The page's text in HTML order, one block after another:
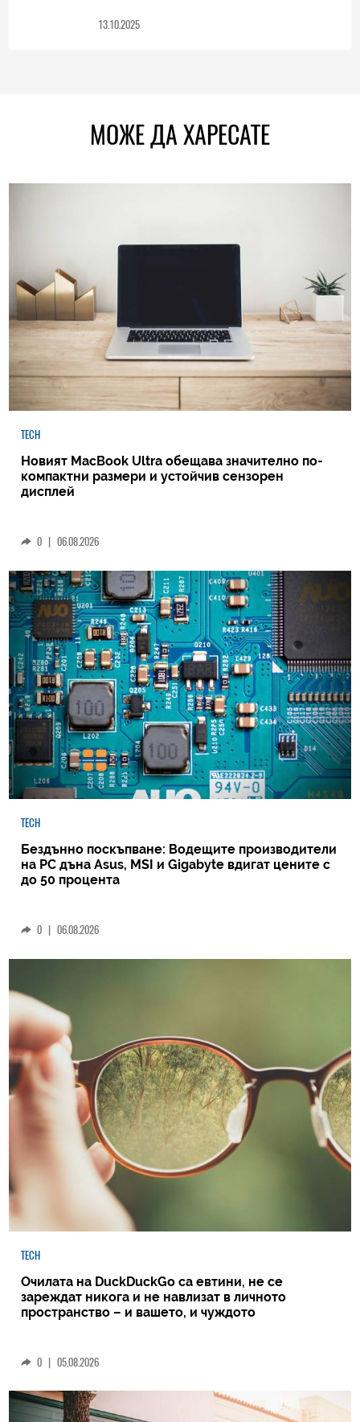
13.10.2025
МОЖЕ ДА ХАРЕСАТЕ
TECH
Новият MacBook Ultra обещава значително по-
компактни размери и устойчив сензорен
дисплей
0 | 06.08.2026
TECH
Бездънно поскъпване: Водещите производители
на РС дъна Asus, MSI и Gigabyte вдигат цените с
до 50 процента
0 | 06.08.2026
TECH
Очилата на DuckDuckGo са евтини, не се
зареждат никога и не навлизат в личното
пространство – и вашето, и чуждото
0 | 05.08.2026